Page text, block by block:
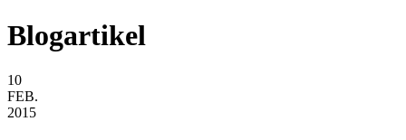
Blogartikel
10
FEB.
2015